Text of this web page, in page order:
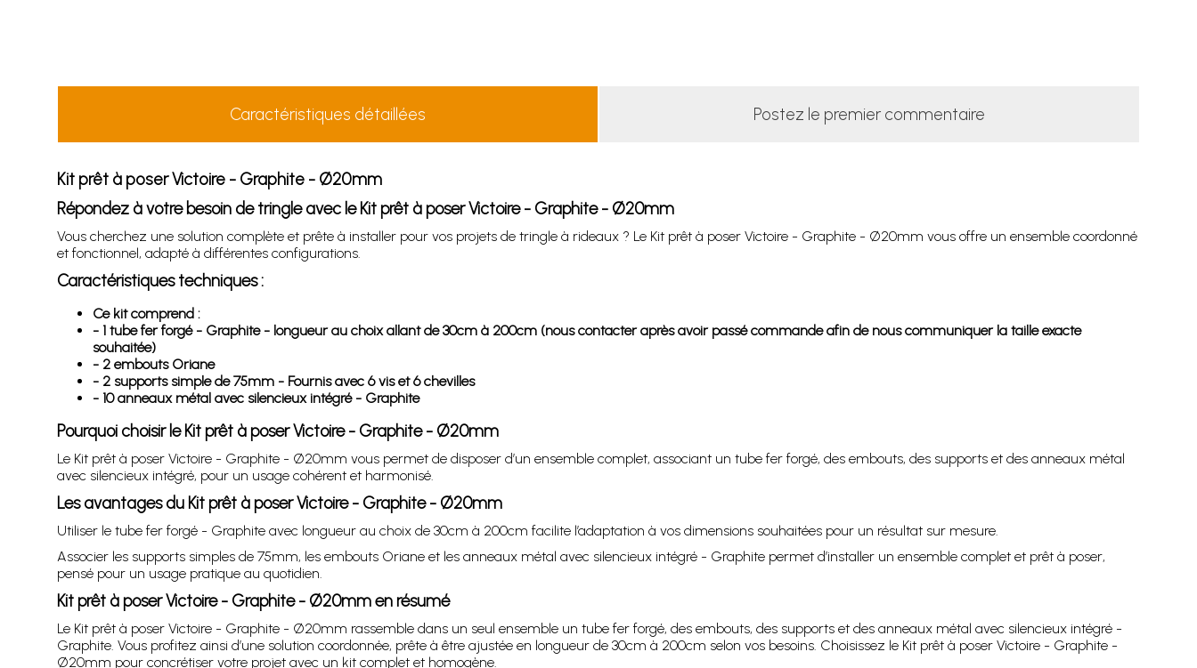
Caractéristiques détaillées Postez le premier commentaire
Kit prêt à poser Victoire - Graphite - Ø20mm
Répondez à votre besoin de tringle avec le Kit prêt à poser Victoire - Graphite - Ø20mm
Vous cherchez une solution complète et prête à installer pour vos projets de tringle à rideaux ? Le Kit prêt à poser Victoire - Graphite - Ø20mm vous offre un ensemble coordonné
et fonctionnel, adapté à différentes configurations.
Caractéristiques techniques :
Ce kit comprend :
- 1 tube fer forgé - Graphite - longueur au choix allant de 30cm à 200cm (nous contacter après avoir passé commande afin de nous communiquer la taille exacte
souhaitée)
- 2 embouts Oriane
- 2 supports simple de 75mm - Fournis avec 6 vis et 6 chevilles
- 10 anneaux métal avec silencieux intégré - Graphite
Pourquoi choisir le Kit prêt à poser Victoire - Graphite - Ø20mm
Le Kit prêt à poser Victoire - Graphite - Ø20mm vous permet de disposer d’un ensemble complet, associant un tube fer forgé, des embouts, des supports et des anneaux métal
avec silencieux intégré, pour un usage cohérent et harmonisé.
Les avantages du Kit prêt à poser Victoire - Graphite - Ø20mm
Utiliser le tube fer forgé - Graphite avec longueur au choix de 30cm à 200cm facilite l’adaptation à vos dimensions souhaitées pour un résultat sur mesure.
Associer les supports simples de 75mm, les embouts Oriane et les anneaux métal avec silencieux intégré - Graphite permet d’installer un ensemble complet et prêt à poser,
pensé pour un usage pratique au quotidien.
Kit prêt à poser Victoire - Graphite - Ø20mm en résumé
Le Kit prêt à poser Victoire - Graphite - Ø20mm rassemble dans un seul ensemble un tube fer forgé, des embouts, des supports et des anneaux métal avec silencieux intégré -
Graphite. Vous profitez ainsi d’une solution coordonnée, prête à être ajustée en longueur de 30cm à 200cm selon vos besoins. Choisissez le Kit prêt à poser Victoire - Graphite -
Ø20mm pour concrétiser votre projet avec un kit complet et homogène.